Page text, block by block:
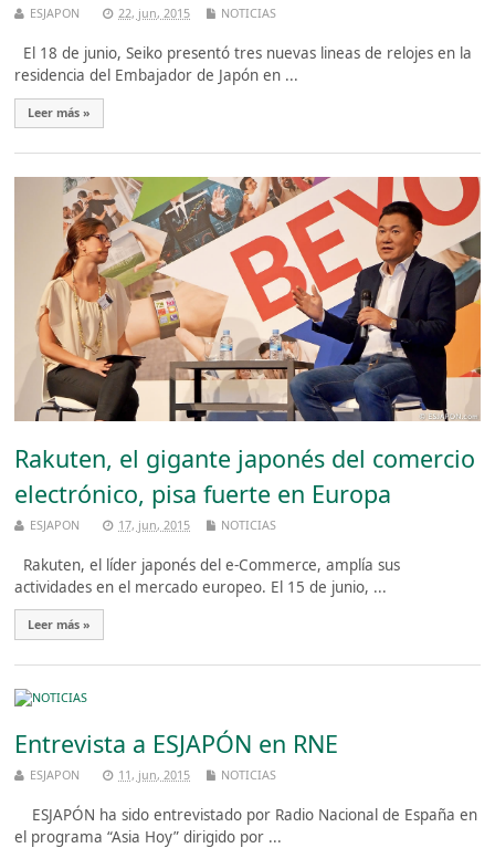
ESJAPON 22, jun, 2015 NOTICIAS
El 18 de junio, Seiko presentó tres nuevas lineas de relojes en la
residencia del Embajador de Japón en ...
Leer más »
Rakuten, el gigante japonés del comercio
electrónico, pisa fuerte en Europa
ESJAPON 17, jun, 2015 NOTICIAS
Rakuten, el líder japonés del e-Commerce, amplía sus
actividades en el mercado europeo. El 15 de junio, ...
Leer más »
Entrevista a ESJAPÓN en RNE
ESJAPON 11, jun, 2015 NOTICIAS
ESJAPÓN ha sido entrevistado por Radio Nacional de España en
el programa “Asia Hoy” dirigido por ...